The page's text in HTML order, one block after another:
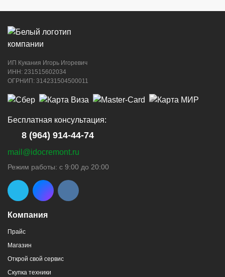
г. Новороссийск, ул. Котанова, 4
8 (964) 914-44-74
8 (964) 914-44-74
8 (964) 914-44-74
ИП Кукания Игорь Игоревич
ИНН: 231515602034
ОГРНИП: 314231504500011
Компания
Прайс
Магазин
Открой свой сервис
Скупка техники
Бесплатная консультация:
8 (964) 914-44-74
mail@idocremont.ru
Режим работы: с 9:00 до 20:00